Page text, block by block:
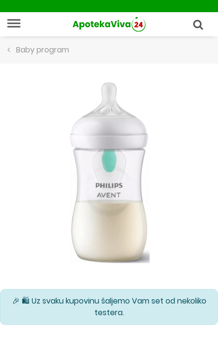
Baby program
🎉 🛍️ Uz svaku kupovinu šaljemo Vam set od nekoliko
testera.